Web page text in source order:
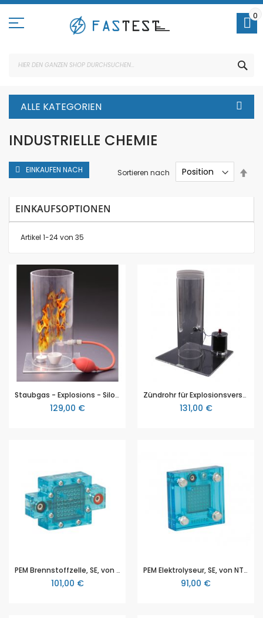
Direkt
Inhalt
0
ALLE KATEGORIEN
INDUSTRIELLE CHEMIE
Artikel 1-24von 35
Sortieren nach
Staubgas - Explosions - Silo, zur Demonstration der Entstehung einer Staubgasexplosion
129,00 €
Zündrohr für Explosionsversuche / Zündkerzen-Explosionsrohr, zum sicheren Umgang mit brennbaren Flüssigkeiten und Gasen
131,00 €
PEM Brennstoffzelle, SE, von NTL (P2823-1B)
101,00 €
PEM Elektrolyseur, SE, von NTL (P2823-1E)
91,00 €
EINKAUFEN NACH
EINKAUFSOPTIONEN